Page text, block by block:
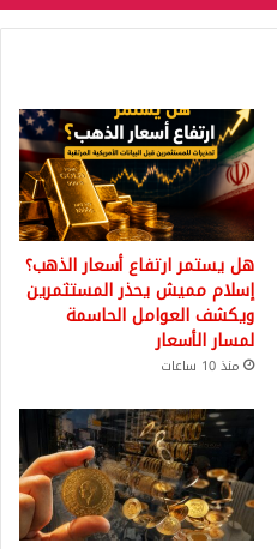
هل يستمر ارتفاع أسعار الذهب؟
إسلام مميش يحذر المستثمرين
ويكشف العوامل الحاسمة
لمسار الأسعار
منذ 10 ساعات